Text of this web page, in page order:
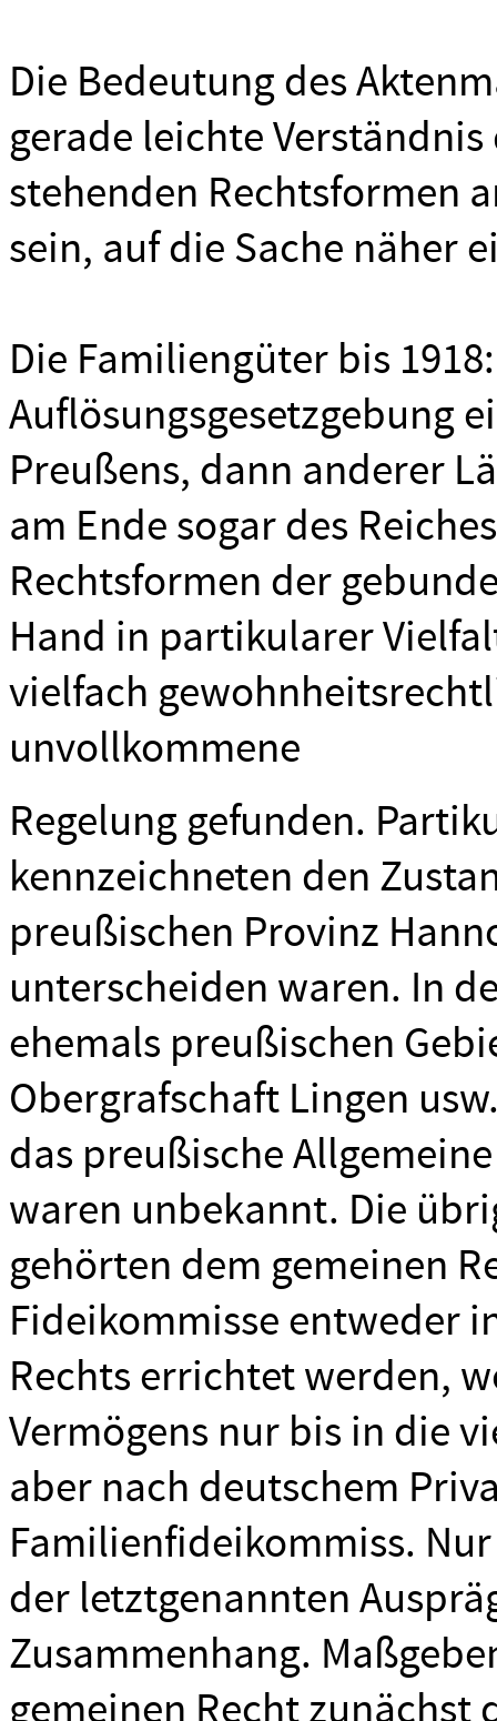
Die Bedeutung des
gerade leichte
stehenden Rechtsformen
sein, auf die Sache näher
Die Familiengüter bis
Auflösungsgesetzgebung
Preußens, dann anderer
am Ende sogar des
Rechtsformen der
Hand in partikularer
vielfach
unvollkommene
Regelung gefunden.
kennzeichneten den
preußischen Provinz
unterscheiden waren. In
ehemals preußischen
Obergrafschaft Lingen
das preußische
waren unbekannt. Die
gehörten dem gemeinen
Fideikommisse entweder
Rechts errichtet werden,
Vermögens nur bis in die
aber nach deutschem
Familienfideikommiss.
der letztgenannten
Zusammenhang.
gemeinen Recht zunächst